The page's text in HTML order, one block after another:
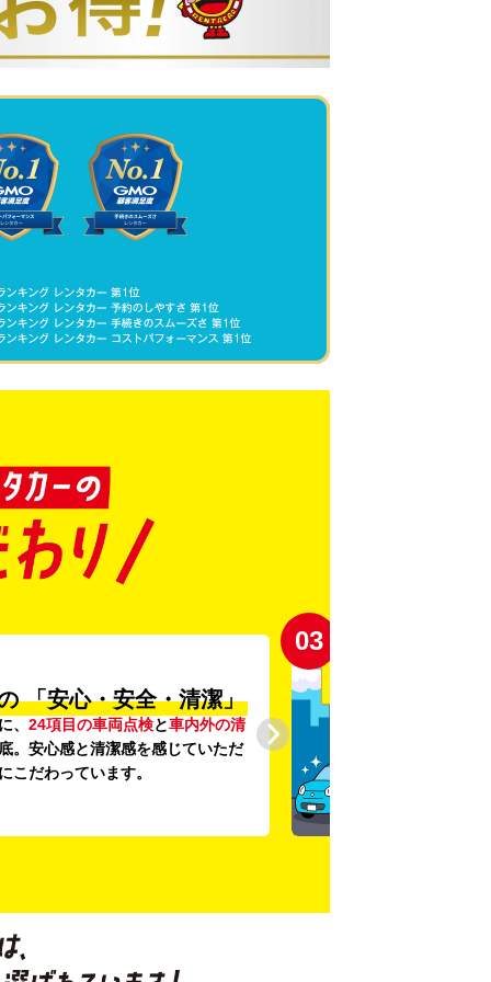
「安心・安全・清潔」
、 24項目の車両点検と車内外の清
。安心感と清潔感を感じていただ
こだわっています。
03